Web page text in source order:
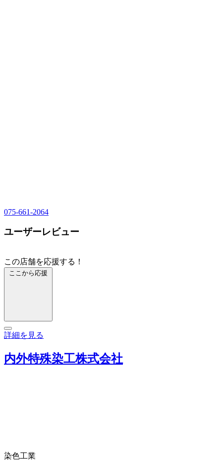
075-661-2064
ユーザーレビュー
この店舗を応援する！
ここから応援
詳細を見る
内外特殊染工株式会社
染色工業